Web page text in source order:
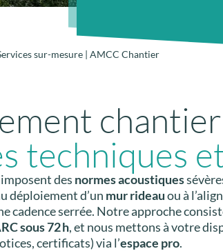
sur-mesure | AMCC Chantier
techniques
des normes acoustiques
déploiement d’un mur rideauou à
cadence serrée. Notre approche
sous 72 h, et nous mettons à votre
certificats) via l’espace pro.